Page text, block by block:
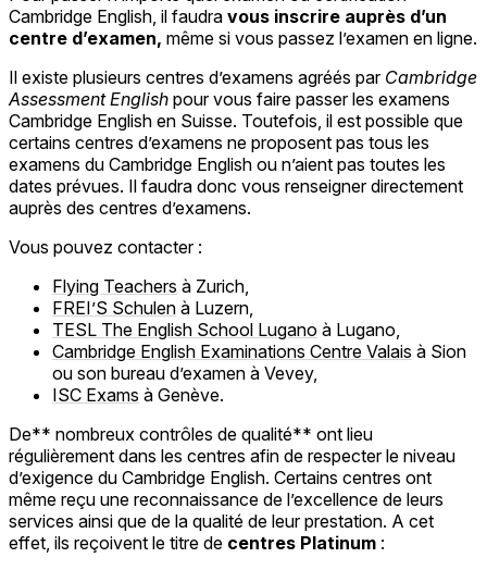
Cambridge English, il faudra vous inscrire auprès d’un
centre d’examen, même si vous passez l’examen en ligne.
Il existe plusieurs centres d’examens agréés par Cambridge
Assessment English pour vous faire passer les examens
Cambridge English en Suisse. Toutefois, il est possible que
certains centres d’examens ne proposent pas tous les
examens du Cambridge English ou n’aient pas toutes les
dates prévues. Il faudra donc vous renseigner directement
auprès des centres d’examens.
Vous pouvez contacter :
Flying Teachers à Zurich,
FREI’S Schulen à Luzern,
TESL The English School Lugano à Lugano,
Cambridge English Examinations Centre Valais à Sion
ou son bureau d’examen à Vevey,
ISC Exams à Genève.
De** nombreux contrôles de qualité** ont lieu
régulièrement dans les centres afin de respecter le niveau
d’exigence du Cambridge English. Certains centres ont
même reçu une reconnaissance de l’excellence de leurs
services ainsi que de la qualité de leur prestation. A cet
effet, ils reçoivent le titre de centres Platinum :